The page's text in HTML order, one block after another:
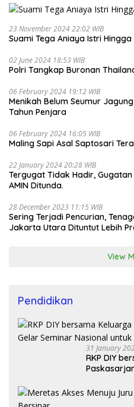
23 November 2024 22:02 WIB
Suami Tega Aniaya Istri Hingga
02 June 2024 18:53 WIB
Polri Tangkap Buronan
06 February 2024 19:12 WIB
Menikah Belum Seumur
Tahun Penjara
06 February 2024 16:05 WIB
Maling Sapi Asal Saptosari
22 January 2024 20:28 WIB
Tergugat Tidak Hadir, Gugatan
AMIN Ditunda.
28 December 2023 11:15 WIB
Sering Terjadi Pencurian,
Jakarta Utara Dituntut Lebih
View
Pendidikan
31 January
RKP DIY